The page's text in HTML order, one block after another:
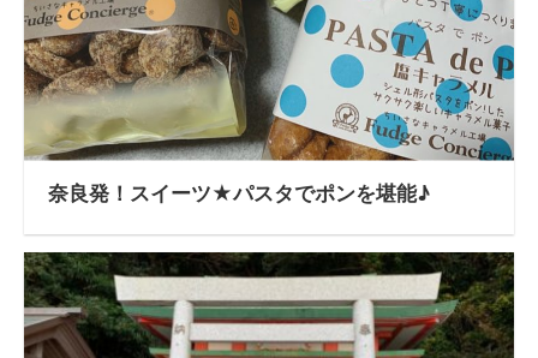
奈良発！スイーツ★パスタでポンを堪能♪